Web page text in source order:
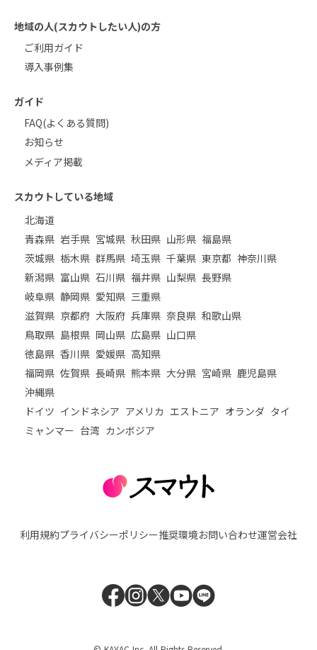
地域の人(スカウトしたい人)の方
ご利用ガイド
導入事例集
ガイド
FAQ(よくある質問)
お知らせ
メディア掲載
スカウトしている地域
北海道
青森県 岩手県 宮城県 秋田県 山形県 福島県
茨城県 栃木県 群馬県 埼玉県 千葉県 東京都 神奈川県
新潟県 富山県 石川県 福井県 山梨県 長野県
岐阜県 静岡県 愛知県 三重県
滋賀県 京都府 大阪府 兵庫県 奈良県 和歌山県
鳥取県 島根県 岡山県 広島県 山口県
徳島県 香川県 愛媛県 高知県
福岡県 佐賀県 長崎県 熊本県 大分県 宮崎県 鹿児島県
沖縄県
ドイツ インドネシア アメリカ エストニア オランダ タイ
ミャンマー 台湾 カンボジア
利用規約プライバシーポリシー推奨環境お問い合わせ運営会社